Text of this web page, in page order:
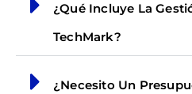
¿Qué Incluye La
TechMark?
¿Necesito Un